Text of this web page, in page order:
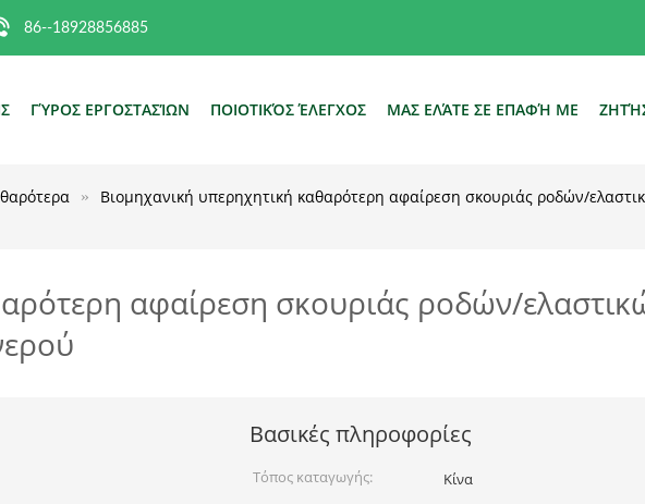
86--18928856885
ΓΎΡΟΣ ΕΡΓΟΣΤΑΣΊΩΝ ΠΟΙΟΤΙΚΌΣ ΈΛΕΓΧΟΣ ΜΑΣ ΕΛΆΤΕ ΣΕ ΕΠΑΦΉ ΜΕ
Βιομηχανική υπερηχητική καθαρότερη αφαίρεση σκουριάς ροδών/
αφαίρεση σκουριάς ροδών/
Βασικές πληροφορίες
Τόπος καταγωγής:
Κίνα